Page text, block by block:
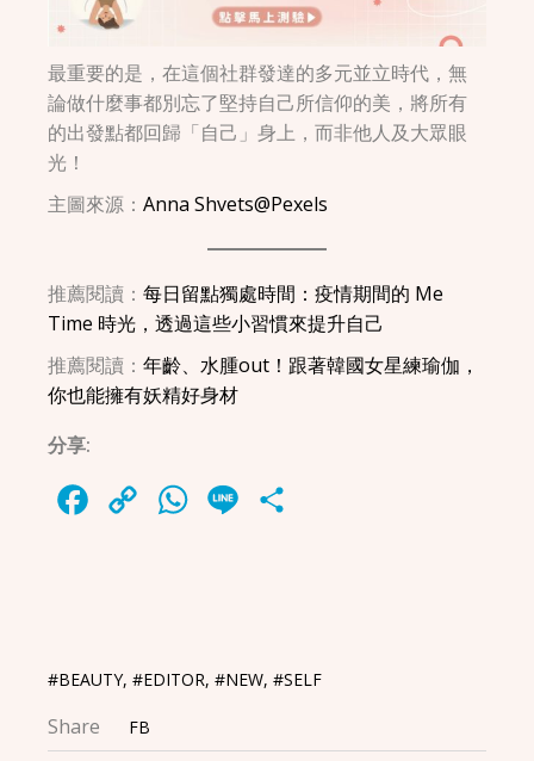
最重要的是，在這個社群發達的多元並立時代，無
論做什麼事都別忘了堅持自己所信仰的美，將所有
的出發點都回歸「自己」身上，而非他人及大眾眼
光！
主圖來源：Anna Shvets@Pexels
推薦閱讀：每日留點獨處時間：疫情期間的 Me
Time 時光，透過這些小習慣來提升自己
推薦閱讀：年齡、水腫out！跟著韓國女星練瑜伽，
你也能擁有妖精好身材
分享:
Facebook
Copy
WhatsApp
Line
#BEAUTY,#EDITOR,#NEW,#SELF
Share FB